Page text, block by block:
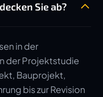
Sie ab?
in der
der Projektstudie
Bauprojekt,
bis zur Revision